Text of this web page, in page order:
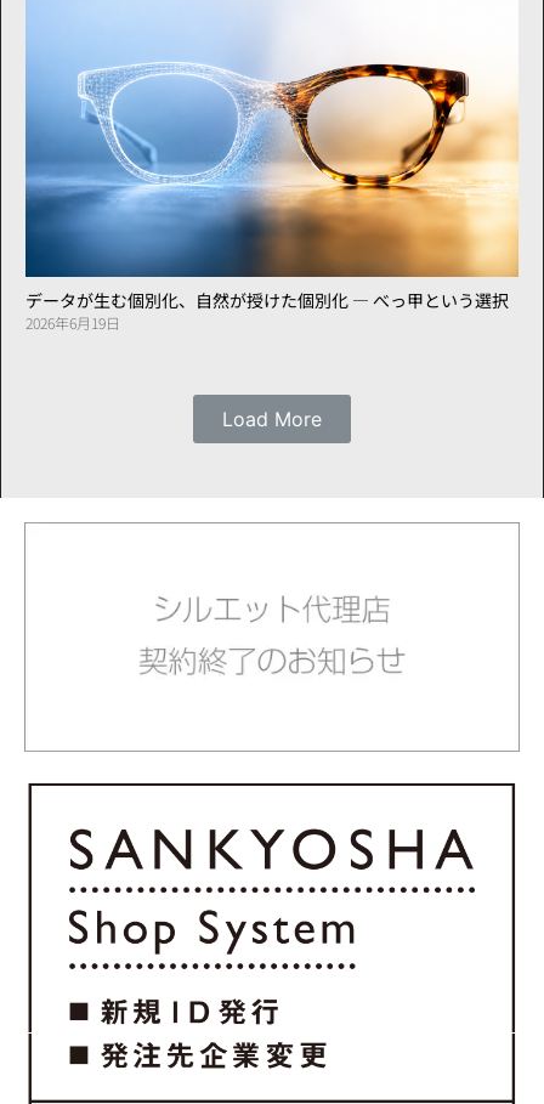
データが生む個別化、自然が授けた個別化 ― べっ甲という選択
2026年6月19日
Load More